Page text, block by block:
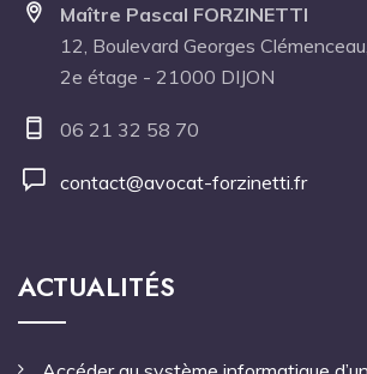
Maître Pascal FORZINETTI
12, Boulevard Georges Clémenceau,
2e étage - 21000 DIJON
06 21 32 58 70
contact@avocat-forzinetti.fr
ACTUALITÉS